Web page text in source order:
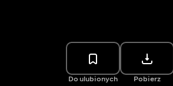
Do ulubionych Pobierz